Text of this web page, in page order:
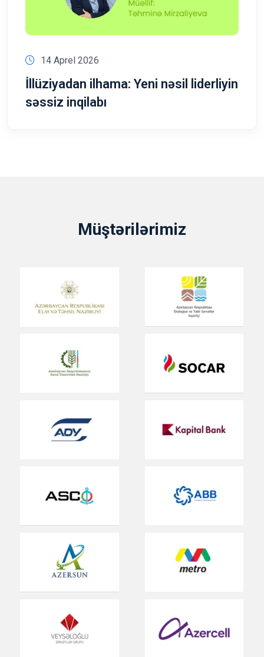
14 Aprel 2026
İllüziyadan ilhama: Yeni nəsil liderliyin
səssiz inqilabı
Müştərilərimiz